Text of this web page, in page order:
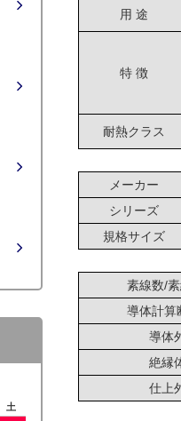
用 途
特 徴
耐熱クラス
メーカー
シリーズ
規格サイズ
素線数/
導体計算
導体
絶縁
仕上
土